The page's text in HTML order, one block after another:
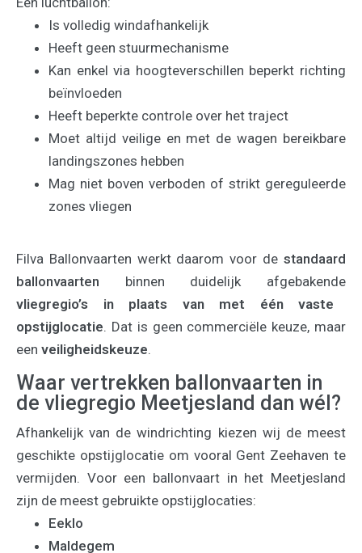
Is volledig windafhankelijk
Heeft geen stuurmechanisme
Kan enkel via hoogteverschillen beperkt richting
beïnvloeden
Heeft beperkte controle over het traject
Moet altijd veilige en met de wagen bereikbare
landingszones hebben
Mag niet boven verboden of strikt gereguleerde
zones vliegen
Filva Ballonvaarten werkt daarom voor de standaard
ballonvaarten binnen duidelijk afgebakende
vliegregio’s in plaats van met één vaste
opstijglocatie. Dat is geen commerciële keuze, maar
een veiligheidskeuze.
Waar vertrekken ballonvaarten in
de vliegregio Meetjesland dan wél?
Afhankelijk van de windrichting kiezen wij de meest
geschikte opstijglocatie om vooral Gent Zeehaven te
vermijden. Voor een ballonvaart in het Meetjesland
zijn de meest gebruikte opstijglocaties:
Eeklo
Maldegem